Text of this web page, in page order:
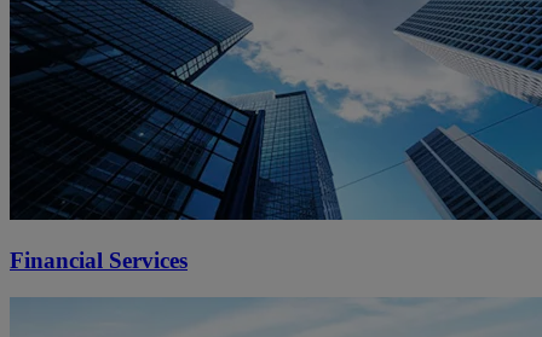
Financial Services